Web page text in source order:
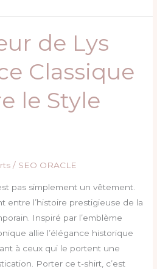
de Lys
Classique
le Style
/ SEO ORACLE
pas simplement un vêtement.
entre l’histoire prestigieuse de la
Inspiré par l’emblème
allie l’élégance historique
à ceux qui le portent une
Porter ce t-shirt, c’est